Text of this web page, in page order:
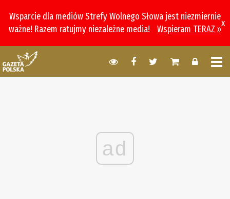
Wsparcie dla mediów Strefy Wolnego Słowa jest niezmiernie
ważne! Razem ratujmy niezależne media!
Wspieram TERAZ »
x
ad